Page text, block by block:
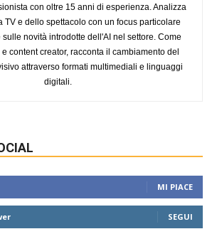
con oltre 15 anni di esperienza. Analizza
TV e dello spettacolo con un focus particolare
novità introdotte dell'AI nel settore. Come
content creator, racconta il cambiamento del
attraverso formati multimediali e linguaggi
digitali.
MI PIACE
SEGUI